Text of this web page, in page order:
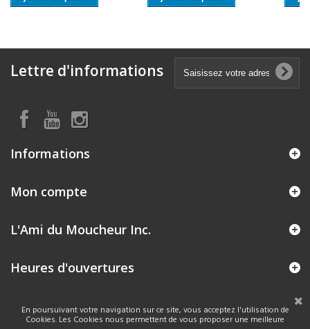
Lettre d'informations
Informations
Mon compte
L'Ami du Moucheur Inc.
Heures d'ouvertures
En poursuivant votre navigation sur ce site, vous acceptez l'utilisation de
Cookies. Les Cookies nous permettent de vous proposer une meilleure